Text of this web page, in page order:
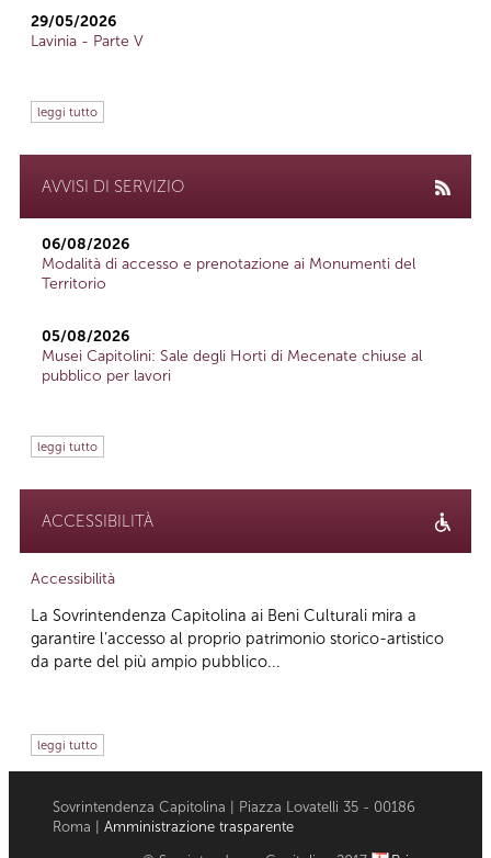
29/05/2026
Lavinia - Parte V
leggi tutto
AVVISI DI SERVIZIO
06/08/2026
Modalità di accesso e prenotazione ai Monumenti del
Territorio
05/08/2026
Musei Capitolini: Sale degli Horti di Mecenate chiuse al
pubblico per lavori
leggi tutto
ACCESSIBILITÀ
Accessibilità
La Sovrintendenza Capitolina ai Beni Culturali mira a
garantire l’accesso al proprio patrimonio storico-artistico
da parte del più ampio pubblico...
leggi tutto
Sovrintendenza Capitolina | Piazza Lovatelli 35 - 00186
Roma | Amministrazione trasparente